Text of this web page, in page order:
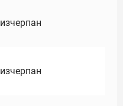
изчерпан
изчерпан